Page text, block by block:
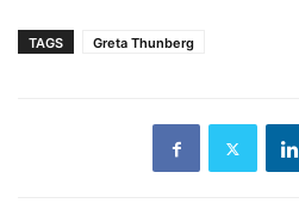
TAGS Greta Thunberg